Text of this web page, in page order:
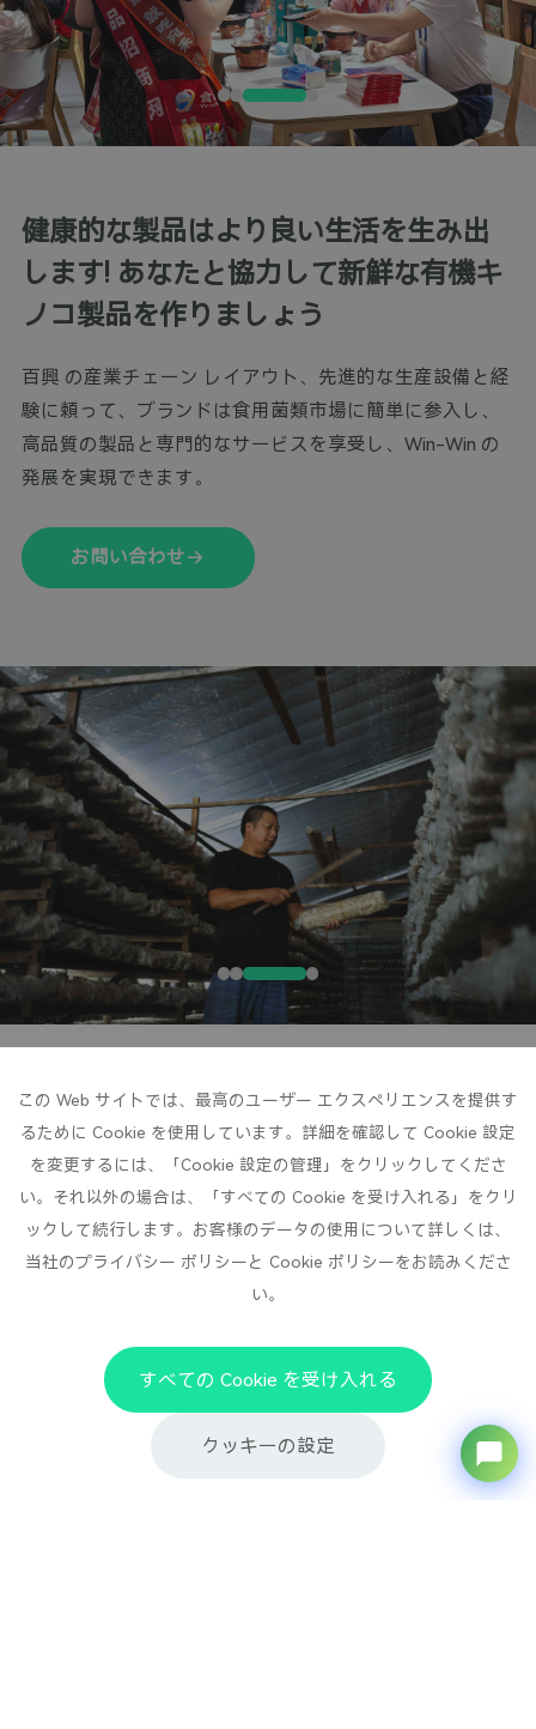
健康的な製品はより良い生活を生み出
します! あなたと協力して新鮮な有機キ
ノコ製品を作りましょう
百興 の産業チェーン レイアウト、先進的な生産設備と経
験に頼って、ブランドは食用菌類市場に簡単に参入し、
高品質の製品と専門的なサービスを享受し、Win-Win の
発展を実現できます。
お問い合わせ
百興製品
ニュース
リソース
この Web サイトでは、最高のユーザー エクスペリエンスを提供す
るために Cookie を使用しています。詳細を確認して Cookie 設定
を変更するには、「Cookie 設定の管理」をクリックしてくださ
い。それ以外の場合は、「すべての Cookie を受け入れる」をクリ
ックして続行します。お客様のデータの使用について詳しくは、
当社のプライバシー ポリシーと Cookie ポリシーをお読みくださ
い。
すべての Cookie を受け入れる
クッキーの設定